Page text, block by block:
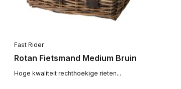
Fast Rider
Rotan Fietsmand Medium Bruin
Hoge kwaliteit rechthoekige rieten...